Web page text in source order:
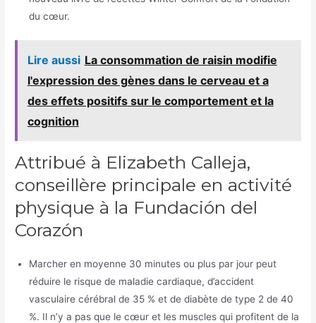
du cœur.
Lire aussi La consommation de raisin modifie
l'expression des gènes dans le cerveau et a
des effets positifs sur le comportement et la
cognition
Attribué à Elizabeth Calleja,
conseillère principale en activité
physique à la Fundación del
Corazón
Marcher en moyenne 30 minutes ou plus par jour peut
réduire le risque de maladie cardiaque, d’accident
vasculaire cérébral de 35 % et de diabète de type 2 de 40
%. Il n’y a pas que le cœur et les muscles qui profitent de la